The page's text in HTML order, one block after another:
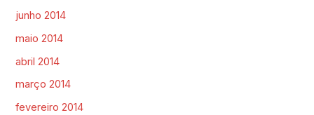
junho 2014
maio 2014
abril 2014
março 2014
fevereiro 2014